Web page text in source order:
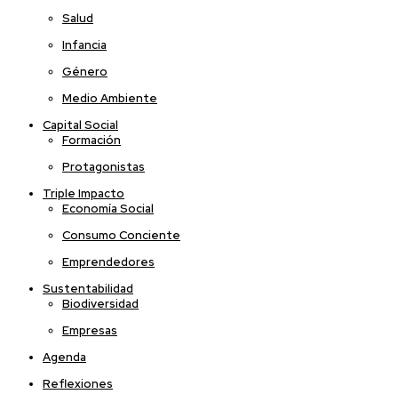
Salud
Infancia
Género
Medio Ambiente
Capital Social
Formación
Protagonistas
Triple Impacto
Economía Social
Consumo Conciente
Emprendedores
Sustentabilidad
Biodiversidad
Empresas
Agenda
Reflexiones